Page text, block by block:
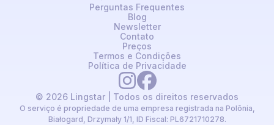
© 2026 Lingstar | Todos os direitos reservados
O serviço é propriedade de uma empresa registrada na Polônia,
Białogard, Drzymały 1/1, ID Fiscal: PL6721710278.
Perguntas Frequentes
Blog
Newsletter
Contato
Preços
Termos e Condições
Política de Privacidade